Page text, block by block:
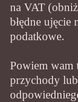
na VAT
błędne
podatkowe.
Powiem wam
przychody